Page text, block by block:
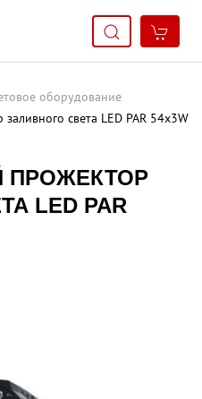
оборудование
света LED PAR 54x3W
ПРОЖЕКТОР
LED PAR